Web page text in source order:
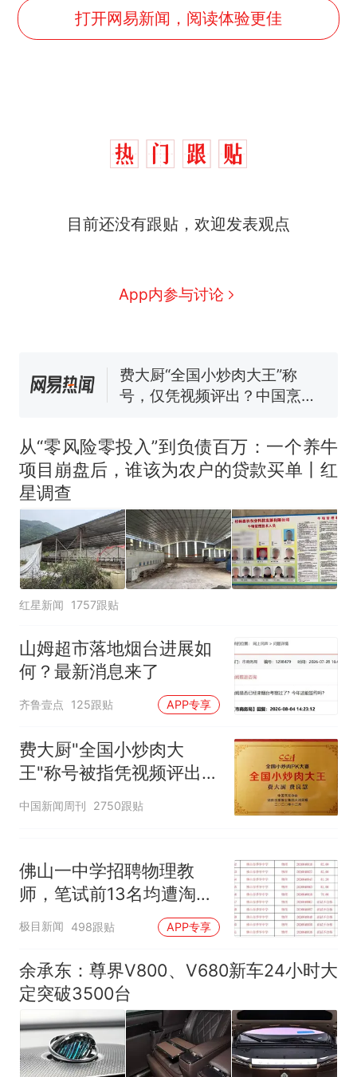
打开网易新闻，阅读体验更佳
目前还没有跟贴，欢迎发表观点
App内参与讨论
人生
新 制裁瓜子饺子，美国怕什
协会回应
男子上山采菌偶然发现鸡枞菌
窝，原地守1天等它长大：挖了
回大海 目击者直呼震惊 （视频
来源：参考消息）
笔试第一被第二名传话劝弃考
官方通报
热 那个在床头放菜刀的女孩，
因老师一句“跟我回家”改写了
人生
从“零风险零投入”到负债百万：一个养牛
项目崩盘后，谁该为农户的贷款买单丨红
星调查
红星新闻 1757跟贴
山姆超市落地烟台进展如
何？最新消息来了
齐鲁壹点 125跟贴 APP专享
费大厨"全国小炒肉大
王"称号被指凭视频评出
官方回应
中国新闻周刊 2750跟贴
佛山一中学招聘物理教
师，笔试前13名均遭淘
汰？教育局：已叫停招
聘，成立调查组全面核查
极目新闻 498跟贴 APP专享
余承东：尊界V800、V680新车24小时大
定突破3500台